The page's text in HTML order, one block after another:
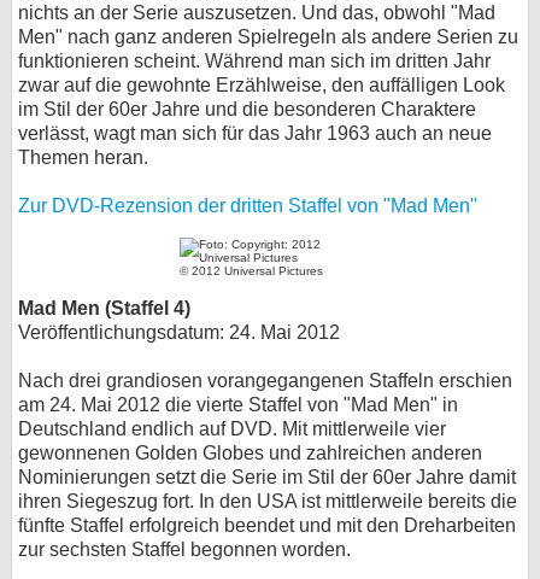
nichts an der Serie auszusetzen. Und das, obwohl "Mad
Men" nach ganz anderen Spielregeln als andere Serien zu
funktionieren scheint. Während man sich im dritten Jahr
zwar auf die gewohnte Erzählweise, den auffälligen Look
im Stil der 60er Jahre und die besonderen Charaktere
verlässt, wagt man sich für das Jahr 1963 auch an neue
Themen heran.
Zur DVD-Rezension der dritten Staffel von "Mad Men"
© 2012 Universal Pictures
Mad Men (Staffel 4)
Veröffentlichungsdatum: 24. Mai 2012
Nach drei grandiosen vorangegangenen Staffeln erschien
am 24. Mai 2012 die vierte Staffel von "Mad Men" in
Deutschland endlich auf DVD. Mit mittlerweile vier
gewonnenen Golden Globes und zahlreichen anderen
Nominierungen setzt die Serie im Stil der 60er Jahre damit
ihren Siegeszug fort. In den USA ist mittlerweile bereits die
fünfte Staffel erfolgreich beendet und mit den Dreharbeiten
zur sechsten Staffel begonnen worden.